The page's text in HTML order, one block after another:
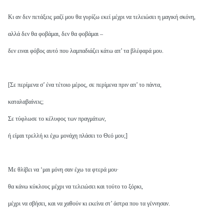
Κι αν δεν πετάξεις μαζί μου θα γυρίζω εκεί μέχρι να τελειώσει η μαγική σκόνη,
αλλά δεν θα φοβάμαι, δεν θα φοβάμαι –
δεν ειναι φόβος αυτό που λαμπαδιάζει κάτω απ’ τα βλέφαρά μου.
[Σε περίμενα σ’ ένα τέτοιο μέρος, σε περίμενα πριν απ’ το πάντα,
καταλαβαίνεις;
Σε τύφλωσε το κέλυφος των πραγμάτων,
ή είμαι τρελλή κι έχω μονάχη πλάσει το Θεό μου;]
Με θλίβει να ‘μαι μόνη σαν έχω τα φτερά μου·
θα κάνω κύκλους μέχρι να τελειώσει και τούτο το ξόρκι,
μέχρι να σβήσει, και να χαθούν κι εκείνα στ’ άστρα που τα γέννησαν.